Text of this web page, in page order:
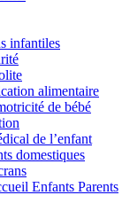
infantiles
alimentaire
de bébé
de l’enfant
domestiques
Enfants Parents